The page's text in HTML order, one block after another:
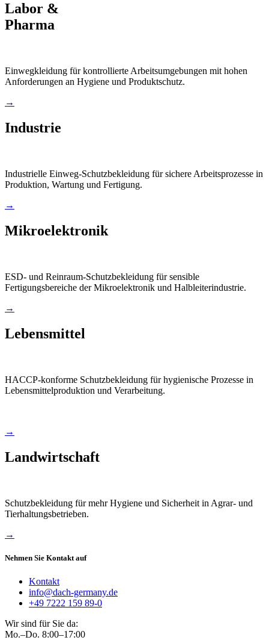
Labor &
Pharma
Einwegkleidung für kontrollierte Arbeitsumgebungen mit hohen
Anforderungen an Hygiene und Produktschutz.
→
Industrie
Industrielle Einweg-Schutzbekleidung für sichere Arbeitsprozesse in
Produktion, Wartung und Fertigung.
→
Mikroelektronik
ESD- und Reinraum-Schutzbekleidung für sensible
Fertigungsbereiche der Mikroelektronik und Halbleiterindustrie.
→
Lebensmittel
HACCP-konforme Schutzbekleidung für hygienische Prozesse in
Lebensmittelproduktion und Verarbeitung.
→
Landwirtschaft
Schutzbekleidung für mehr Hygiene und Sicherheit in Agrar- und
Tierhaltungsbetrieben.
→
Nehmen Sie Kontakt auf
Kontakt
info@dach-germany.de
+49 7222 159 89-0
Wir sind für Sie da:
Mo.–Do. 8:00–17:00